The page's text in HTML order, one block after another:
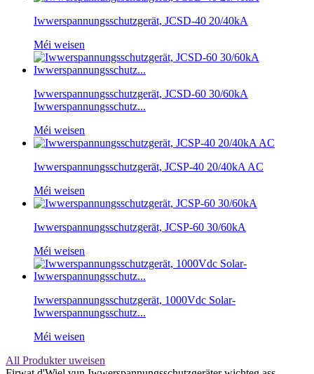
Iwwerspannungsschutzgerät, JCSD-40 20/40kA
Méi weisen
Iwwerspannungsschutzgerät, JCSD-60 30/60kA
Iwwerspannungsschutz...
Méi weisen
Iwwerspannungsschutzgerät, JCSP-40 20/40kA AC
Méi weisen
Iwwerspannungsschutzgerät, JCSP-60 30/60kA
Méi weisen
Iwwerspannungsschutzgerät, 1000Vdc Solar-
Iwwerspannungsschutz...
Méi weisen
All Produkter uweisen